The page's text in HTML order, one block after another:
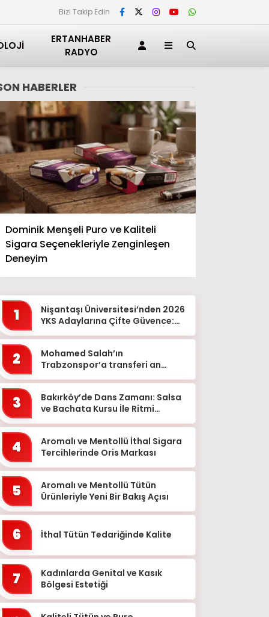
Bizi Takip Edin
ERTANHABER
RADYO
HABERLER
Dominik Menşeli Puro ve Kaliteli
Sigara Seçenekleriyle Zenginleşen
Deneyim
1
Nişantaşı Üniversitesi’nden 2026
YKS Adaylarına Çifte Güvence:
2
Mohamed Salah’ın
Trabzonspor’a transferi an
3
Bakırköy’de Dans Zamanı: Salsa
ve Bachata Kursu İle Ritmi
4
Aromalı ve Mentollü İthal Sigara
Tercihlerinde Oris Markası
5
Aromalı ve Mentollü Tütün
Ürünleriyle Yeni Bir Bakış Açısı
6 İthal Tütün Tedariğinde Kalite
7
Kadınlarda Genital ve Kasık
Bölgesi Estetiği
Adana
Adıyaman
Afyonkarahisar
Ağrı
Aksaray
Amasya
Ankara
Antalya
Ardahan
Artvin
Aydın
Balıkesir
Bartın
Batman
Bayburt
Bilecik
Bingöl
Bitlis
Bolu
Burdur